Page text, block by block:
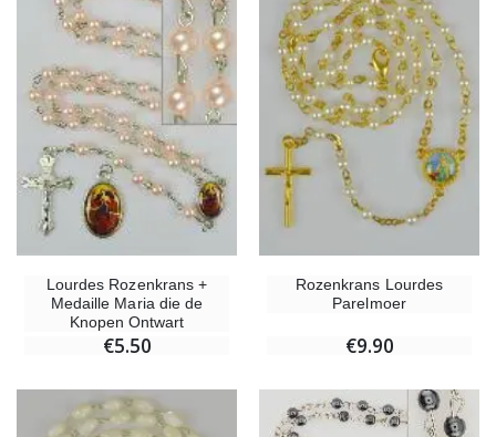
Lourdes Rozenkrans +
Medaille Maria die de
Knopen Ontwart
€5.50
Rozenkrans Lourdes
Parelmoer
€9.90